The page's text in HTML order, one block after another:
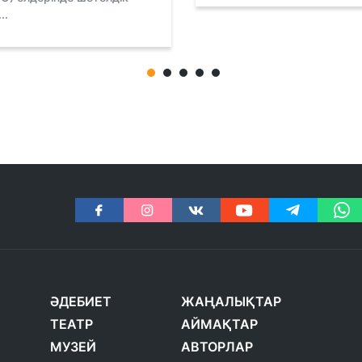
ӘДЕБИЕТ
ТЕАТР
МУЗЕЙ
ЖАҢАЛЫҚТАР
АЙМАҚТАР
АВТОРЛАР